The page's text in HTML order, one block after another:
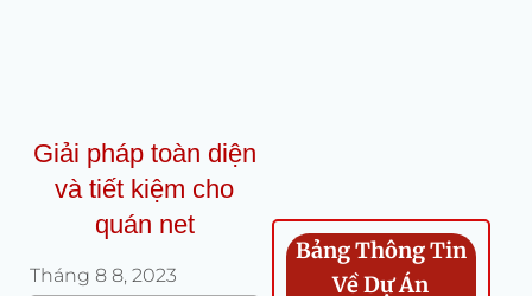
Giải pháp toàn diện
và tiết kiệm cho
quán net
Tháng 8 8, 2023
Bảng Thông Tin
Về Dự Án